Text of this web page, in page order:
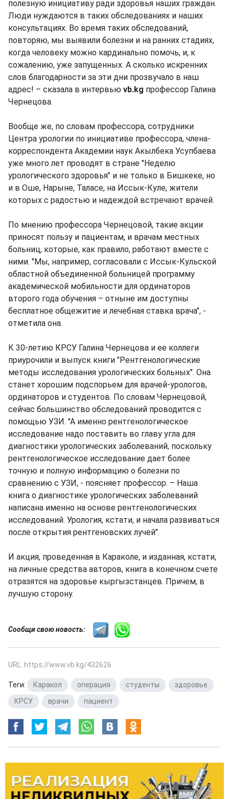
полезную инициативу ради здоровья наших граждан.
Люди нуждаются в таких обследованиях и наших
консультациях. Во время таких обследований,
повторяю, мы выявили болезни и на ранних стадиях,
когда человеку можно кардинально помочь, и, к
сожалению, уже запущенных. А сколько искренних
слов благодарности за эти дни прозвучало в наш
адрес! – сказала в интервью vb.kg профессор Галина
Чернецова.
Вообще же, по словам профессора, сотрудники
Центра урологии по инициативе профессора, члена-
корреспондента Академии наук Акылбека Усупбаева
уже много лет проводят в стране "Неделю
урологического здоровья" и не только в Бишкеке, но
и в Оше, Нарыне, Таласе, на Иссык-Куле, жители
которых с радостью и надеждой встречают врачей.
По мнению профессора Чернецовой, такие акции
приносят пользу и пациентам, и врачам местных
больниц, которые, как правило, работают вместе с
ними. "Мы, например, согласовали с Иссык-Кульской
областной объединенной больницей программу
академической мобильности для ординаторов
второго года обучения – отныне им доступны
бесплатное общежитие и лечебная ставка врача", -
отметила она.
К 30-летию КРСУ Галина Чернецова и ее коллеги
приурочили и выпуск книги "Рентгенологические
методы исследования урологических больных". Она
станет хорошим подспорьем для врачей-урологов,
ординаторов и студентов. По словам Чернецовой,
сейчас большинство обследований проводится с
помощью УЗИ. "А именно рентгенологическое
исследование надо поставить во главу угла для
диагностики урологических заболеваний, поскольку
рентгенологическое исследование дает более
точную и полную информацию о болезни по
сравнению с УЗИ, - поясняет профессор. – Наша
книга о диагностике урологических заболеваний
написана именно на основе рентгенологических
исследований. Урология, кстати, и начала развиваться
после открытия рентгеновских лучей".
И акция, проведенная в Караколе, и изданная, кстати,
на личные средства авторов, книга в конечном счете
отразятся на здоровье кыргызстанцев. Причем, в
лучшую сторону.
Сообщи свою новость:
URL: https://www.vb.kg/432626
Теги: Каракол операция студенты здоровье
КРСУ
врачи пациент